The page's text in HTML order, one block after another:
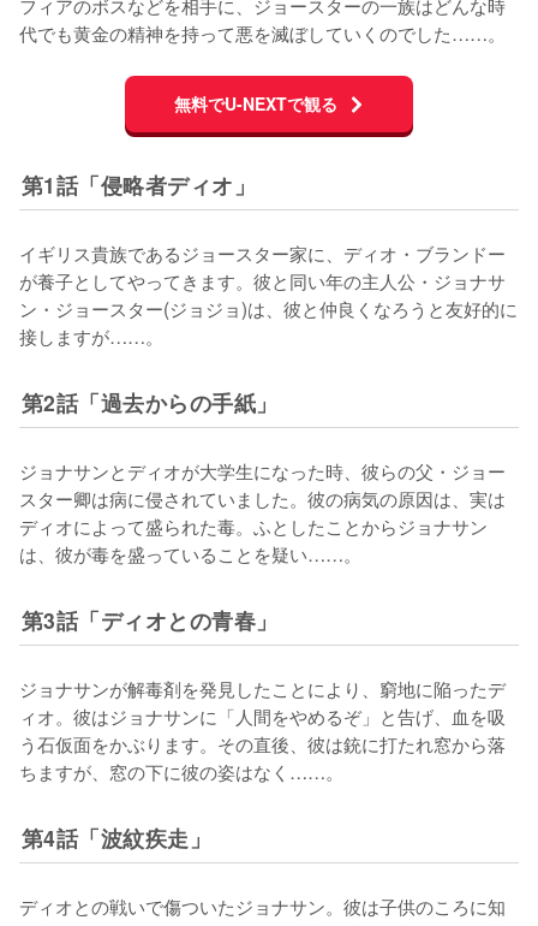
代でも黄金の精神を持って悪を滅ぼしていくのでした……。
無料でU-NEXTで観る
第1話「侵略者ディオ」
イギリス貴族であるジョースター家に、ディオ・ブランドー
が養子としてやってきます。彼と同い年の主人公・ジョナサ
ン・ジョースター(ジョジョ)は、彼と仲良くなろうと友好的に
接しますが……。
第2話「過去からの手紙」
ジョナサンとディオが大学生になった時、彼らの父・ジョー
スター卿は病に侵されていました。彼の病気の原因は、実は
ディオによって盛られた毒。ふとしたことからジョナサン
は、彼が毒を盛っていることを疑い……。
第3話「ディオとの青春」
ジョナサンが解毒剤を発見したことにより、窮地に陥ったデ
ィオ。彼はジョナサンに「人間をやめるぞ」と告げ、血を吸
う石仮面をかぶります。その直後、彼は銃に打たれ窓から落
ちますが、窓の下に彼の姿はなく……。
第4話「波紋疾走」
ディオとの戦いで傷ついたジョナサン。彼は子供のころに知